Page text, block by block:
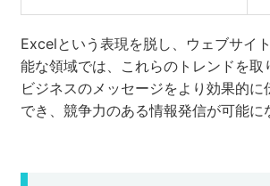
Excelという表現を脱し、ウェブサイ
能な領域では、これらのトレンドを取
ビジネスのメッセージをより効果的
でき、競争力のある情報発信が可能に